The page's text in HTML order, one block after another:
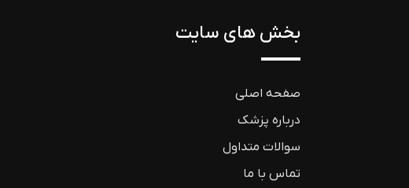
بخش های سایت
صفحه اصلی
درباره پزشک
سوالات متداول
تماس با ما